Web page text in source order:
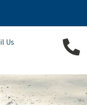
Us